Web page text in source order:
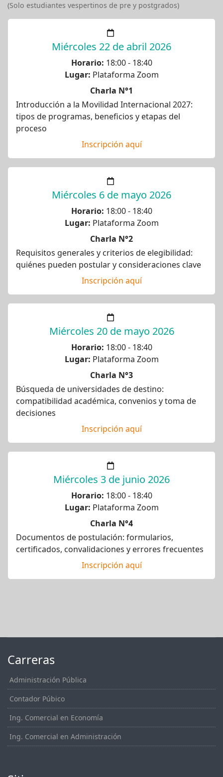
(Solo estudiantes vespertinos de pre y postgrados)
Miércoles 22 de abril 2026
Horario: 18:00 - 18:40
Lugar: Plataforma Zoom
Charla N°1
Introducción a la Movilidad Internacional 2027:
tipos de programas, beneficios y etapas del
proceso
Inscripción aquí
Miércoles 6 de mayo 2026
Horario: 18:00 - 18:40
Lugar: Plataforma Zoom
Charla N°2
Requisitos generales y criterios de elegibilidad:
quiénes pueden postular y consideraciones clave
Inscripción aquí
Miércoles 20 de mayo 2026
Horario: 18:00 - 18:40
Lugar: Plataforma Zoom
Charla N°3
Búsqueda de universidades de destino:
compatibilidad académica, convenios y toma de
decisiones
Inscripción aquí
Miércoles 3 de junio 2026
Horario: 18:00 - 18:40
Lugar: Plataforma Zoom
Charla N°4
Documentos de postulación: formularios,
certificados, convalidaciones y errores frecuentes
Inscripción aquí
Carreras
Administración Pública
Contador Púbico
Ing. Comercial en Economía
Ing. Comercial en Administración